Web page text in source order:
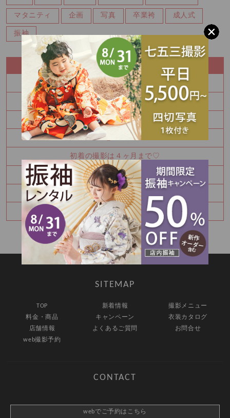
マタニティ 企画 写真 卒業袴 成人式
振袖
RECENT ENTRY
七五三
上手に歩けました♡
七五三
七五三
初着の撮影は４ヶ月まで♡
七五三
七五三
梅雨ですが…
SITEMAP
TOP 新着情報
撮影メニュー
料金・商品
キャンペーン
衣装カタログ
店舗情報
よくあるご質問
お問合せ
web撮影予約
CONTACT
webでご予約はこちら